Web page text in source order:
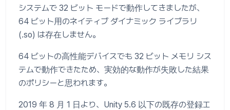
システムで 32 ビット モードで動作してきましたが、
64 ビット用のネイティブ ダイナミック ライブラリ
(.so) は存在しません。
64 ビットの高性能デバイスでも 32 ビット メモリ シス
テムで動作できたため、実効的な動作が失敗した結果
のポリシーと思われます。
2019 年 8 月 1 日より、Unity 5.6 以下の既存の登録エ